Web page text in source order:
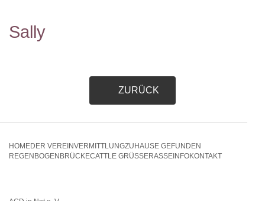
Sally
ZURÜCK
HOMEDER VEREINVERMITTLUNGZUHAUSE GEFUNDEN
REGENBOGENBRÜCKECATTLE GRÜSSE RASSEINFOKONTAKT